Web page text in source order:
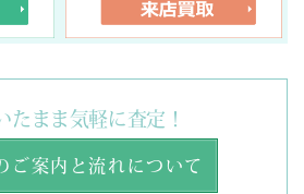
たまま気軽に査定！
ご案内と流れについて